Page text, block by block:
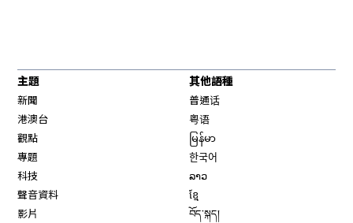
主題
新聞
港澳台
觀點
專題
科技
聲音資料
影片
其他語種
普通话
粤语
မြန်မာ
한국어
ລາວ
ខ្មែ
བོད་སྐད།